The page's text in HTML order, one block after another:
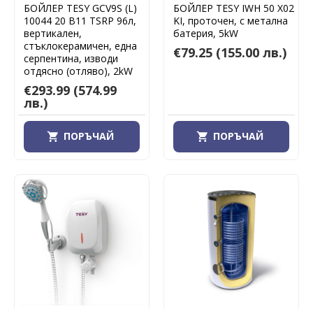
БОЙЛЕР TESY GCV9S (L)
10044 20 B11 TSRP 96л,
вертикален,
стъклокерамичен, една
серпентина, изводи
отдясно (отляво), 2kW
€293.99 (574.99
лв.)
ПОРЪЧАЙ
БОЙЛЕР TESY IWH 50 X02
KI, проточен, с метална
батерия, 5kW
€79.25 (155.00 лв.)
ПОРЪЧАЙ